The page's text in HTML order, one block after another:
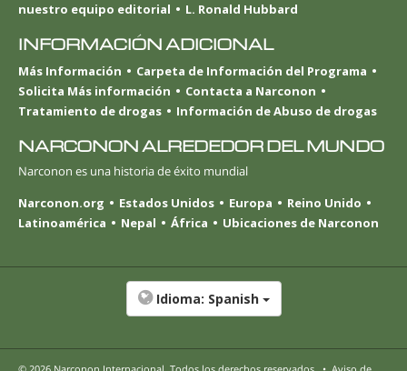
nuestro equipo editorial
L. Ronald Hubbard
INFORMACIÓN ADICIONAL
Más Información
Carpeta de Información del Programa
Solicita Más información
Contacta a Narconon
Tratamiento de drogas
Información de Abuso de drogas
NARCONON ALREDEDOR DEL MUNDO
Narconon es una historia de éxito mundial
Narconon.org
Estados Unidos Europa
Reino Unido
Latinoamérica
Nepal África Ubicaciones de Narconon
Idioma: Spanish